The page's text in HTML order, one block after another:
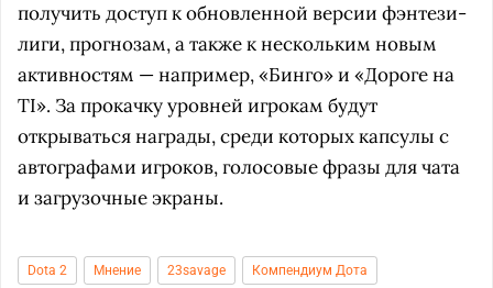
получить доступ к обновленной версии фэнтези-
лиги, прогнозам, а также к нескольким новым
активностям — например, «Бинго» и «Дороге на
TI». За прокачку уровней игрокам будут
открываться награды, среди которых капсулы с
автографами игроков, голосовые фразы для чата
и загрузочные экраны.
Dota 2 Мнение 23savage Компендиум Дота